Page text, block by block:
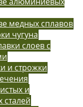
медных сплавов
чугуна
слоев с
и строжки
и
сталей